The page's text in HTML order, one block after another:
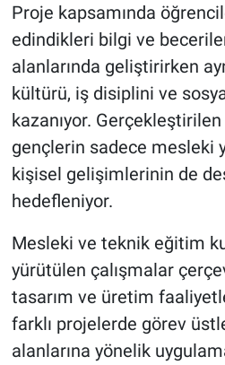
Proje kapsamında
edindikleri bilgi ve
alanlarında geliştirirken
kültürü, iş disiplini ve
kazanıyor.
gençlerin sadece mesleki
kişisel gelişimlerinin de
hedefleniyor.
Mesleki ve teknik eğitim
yürütülen çalışmalar
tasarım ve üretim
farklı projelerde görev
alanlarına yönelik
Genel
Asayiş
Kültür - Sanat
Politika
Magazin
Çevre
Haberde İnsan